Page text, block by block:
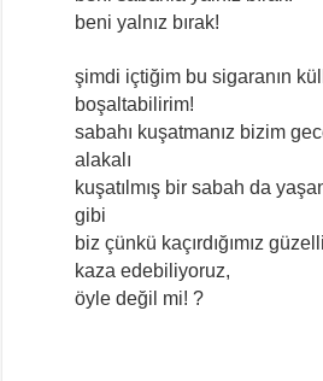
beni yalnız bırak!
şimdi içtiğim bu sigaranın
boşaltabilirim!
sabahı kuşatmanız bizim
alakalı
kuşatılmış bir sabah da
gibi
biz çünkü kaçırdığımız
kaza edebiliyoruz,
öyle değil mi! ?